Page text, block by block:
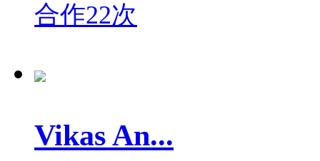
合作22次
Vikas An...